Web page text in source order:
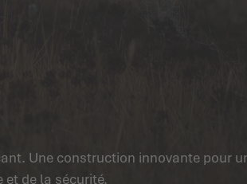
Une construction innovante pour
de la sécurité.